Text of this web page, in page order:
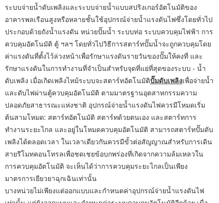
ระบบจ่ายน้ำดับเพลิงและระบบจ่ายน้ำแบบสปริงเกอร์อัตโนมัติของ
อาคารพลเรือนสูงหรือหลายชั้นใช้อุปกรณ์จ่ายน้ำแรงดันไฟซึ่งโดยทั่วไป
ประกอบด้วยถังน้ำแรงดัน หน่วยปั๊มน้ำ ระบบท่อ ระบบควบคุมไฟฟ้า การ
ควบคุมอัตโนมัติ ตู้ ฯลฯ โดยทั่วไปวิธีการสตาร์ทปั๊มน้ำจะถูกควบคุมโดย
ค่าแรงดันที่ตั้งไว้ล่วงหน้าเพื่อรักษาแรงดันรายวันของปั๊มให้คงที่ และ
รักษาแรงดันในการทำงานที่จำเป็นสำหรับจุดที่แย่ที่สุดของระบบ - น้ำ
ดับเพลิง เมื่อเกิดเพลิงไหม้ระบบจะสตาร์ทอัตโนมัติปั๊มดับเพลิงเพื่อจ่ายน้ำ
และดับไฟผ่านตู้ควบคุมอัตโนมัติ ตามมาตรฐานอุตสาหกรรมความ
ปลอดภัยสาธารณะแห่งชาติ อุปกรณ์จ่ายน้ำแรงดันไฟควรมีโหมดเริ่ม
ต้นสามโหมด: สตาร์ทอัตโนมัติ สตาร์ทด้วยตนเอง และสตาร์ทการ
ทำงานระยะไกล และอยู่ในโหมดควบคุมอัตโนมัติ สามารถสตาร์ทปั๊มดับ
เพลิงได้ตลอดเวลา ในเวลาเดียวกันควรมีขั้วต่อสัญญาณสำหรับการเดิน
สายรีโมทคอนโทรลเพื่อชดเชยข้อบกพร่องที่เกิดจากความล้มเหลวใน
การควบคุมอัตโนมัติ จะเห็นได้ว่าการควบคุมระยะไกลเป็นเพียง
มาตรการเยียวยาฉุกเฉินเท่านั้น
บางหน่วยไม่เพียงแต่ออกแบบและกำหนดค่าอุปกรณ์จ่ายน้ำแรงดันไฟ